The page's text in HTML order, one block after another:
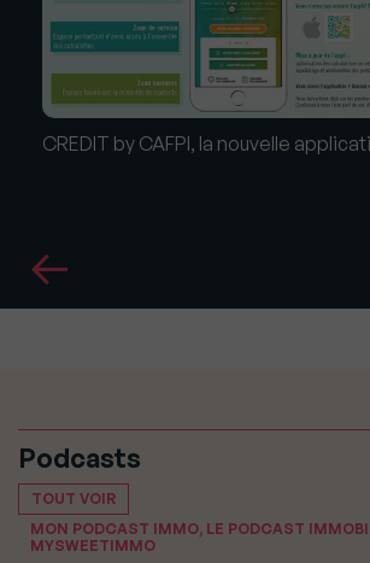
CREDIT by CAFPI, la nouvelle
Podcasts
TOUT VOIR
MON PODCAST IMMO, LE PODCAST
MYSWEETIMMO